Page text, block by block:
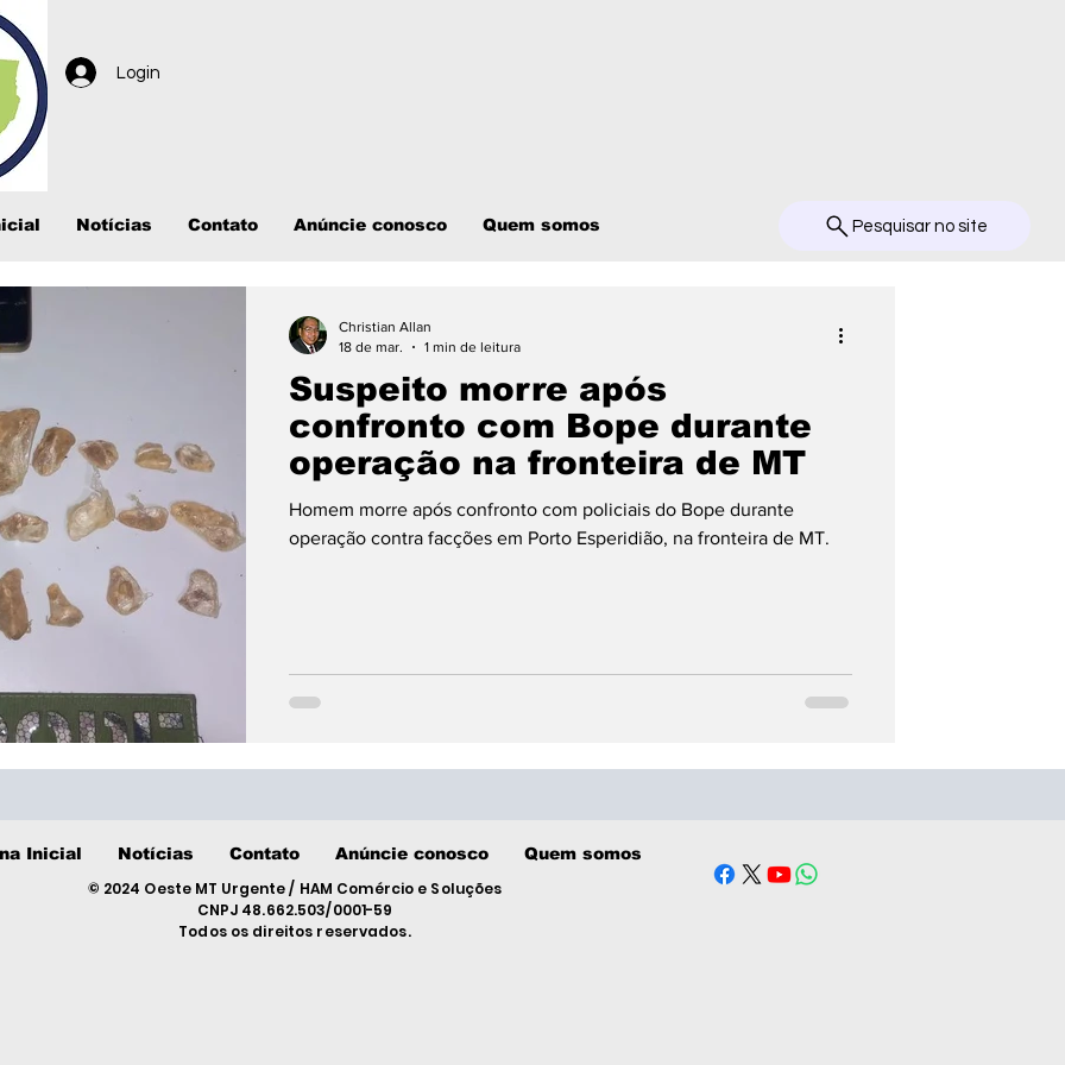
Login
Notícias Contato Anúncie conosco Quem somos Pesquisar no site
Suspeito morre após
confronto com Bope durante
operação na fronteira de MT
Homem morre após confronto com policiais do Bope durante
operação contra facções em Porto Esperidião, na fronteira de MT.
Christian Allan
18 de mar.
1 min de leitura
Inicial Notícias Contato Anúncie conosco Quem somos
© 2024 Oeste MT Urgente / HAM Comércio e Soluções
CNPJ 48.662.503/0001-59
Todos os direitos reservados.